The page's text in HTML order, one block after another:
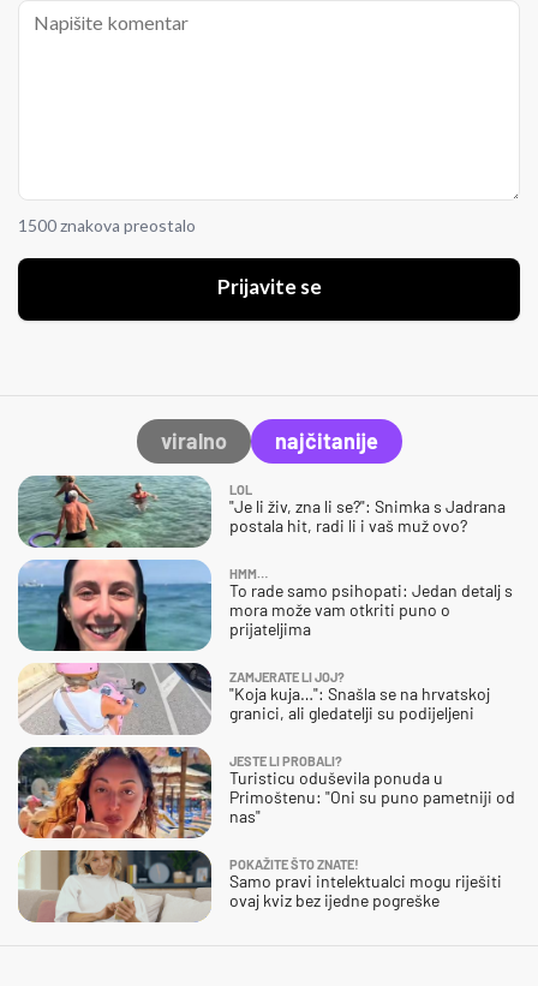
1500 znakova preostalo
Prijavite se
viralno najčitanije
LOL
"Je li živ, zna li se?": Snimka s Jadrana
postala hit, radi li i vaš muž ovo?
HMM…
To rade samo psihopati: Jedan detalj s
mora može vam otkriti puno o
prijateljima
ZAMJERATE LI JOJ?
"Koja kuja…": Snašla se na hrvatskoj
granici, ali gledatelji su podijeljeni
JESTE LI PROBALI?
Turisticu oduševila ponuda u
Primoštenu: "Oni su puno pametniji od
nas"
POKAŽITE ŠTO ZNATE!
Samo pravi intelektualci mogu riješiti
ovaj kviz bez ijedne pogreške